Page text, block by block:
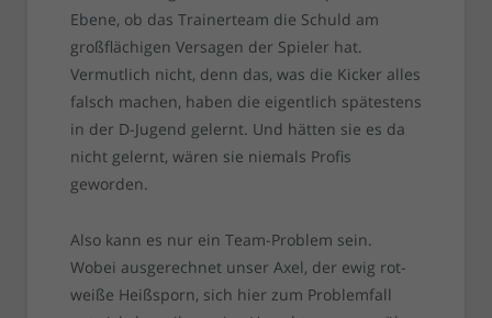
Ebene, ob das Trainerteam die Schuld am
großflächigen Versagen der Spieler hat.
Vermutlich nicht, denn das, was die Kicker alles
falsch machen, haben die eigentlich spätestens
in der D-Jugend gelernt. Und hätten sie es da
nicht gelernt, wären sie niemals Profis
geworden.
Also kann es nur ein Team-Problem sein.
Wobei ausgerechnet unser Axel, der ewig rot-
weiße Heißsporn, sich hier zum Problemfall